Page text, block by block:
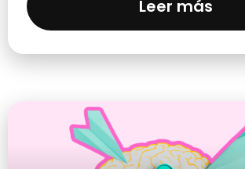
Leer más